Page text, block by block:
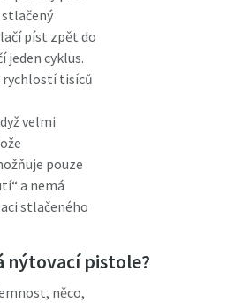
píst zpět do
jeden cyklus.
rychlostí tisíců
velmi
pouze
a nemá
stlačeného
nýtovací pistole?
něco,